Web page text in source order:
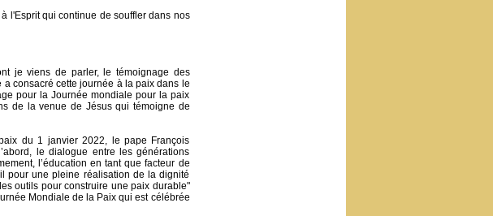
l'Esprit qui continue de souffler dans nos
je viens de parler, le témoignage des
consacré cette journée à la paix dans le
pour la Journée mondiale pour la paix
de la venue de Jésus qui témoigne de
du 1 janvier 2022, le pape François
le dialogue entre les générations
l’éducation en tant que facteur de
pour une pleine réalisation de la dignité
outils pour construire une paix durable"
Mondiale de la Paix qui est célébrée